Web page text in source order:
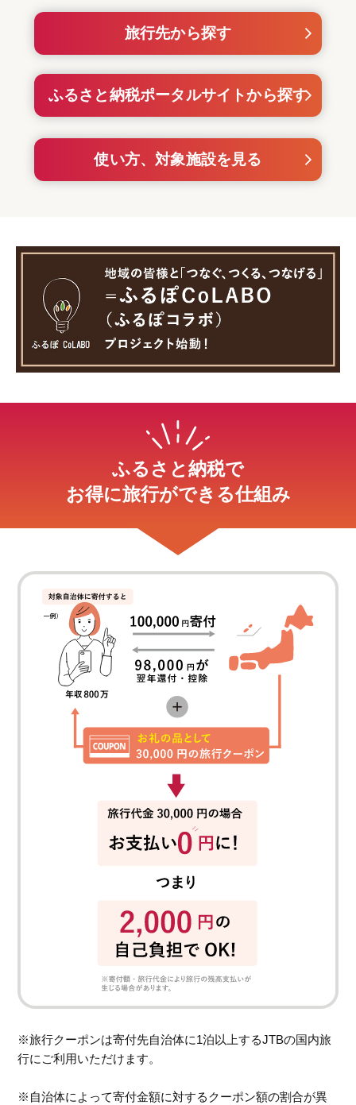
旅行先から探す
ふるさと納税ポータルサイトから探す
使い方、対象施設を見る
ふるさと納税で
お得に旅行ができる仕組み
※旅行クーポンは寄付先自治体に1泊以上するJTBの国内旅
行にご利用いただけます。
※自治体によって寄付金額に対するクーポン額の割合が異